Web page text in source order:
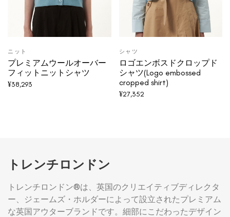
ニット
プレミアムウールオーバー
フィットニットシャツ
¥38,293
シャツ
ロゴエンボスドクロップド
シャツ(Logo embossed
cropped shirt)
¥27,352
トレンチロンドン
トレンチロンドン®は、英国のクリエイティブディレクタ
ー、ジェームズ・ホルダーによって設立されたプレミアム
な英国アウターブランドです。細部にこだわったデザイン